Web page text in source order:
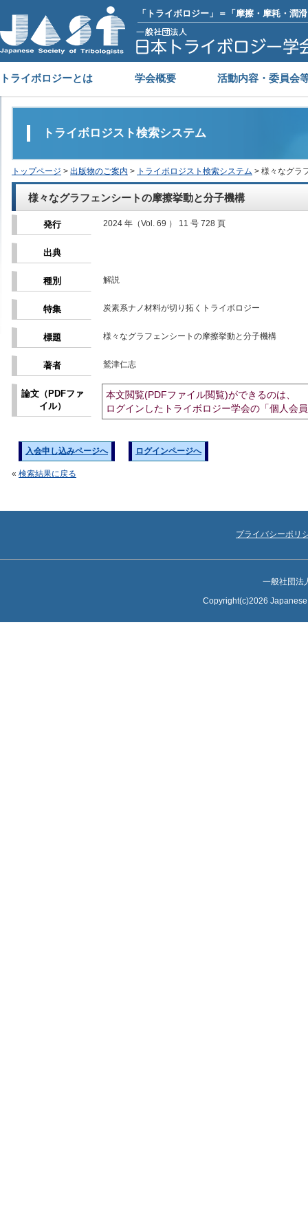
「トライボロジー」＝「摩擦・摩耗・潤
トライボロジーとは 学会概要 活動内容・委員会
トライボロジスト検索システム
トップページ > 出版物のご案内 > トライボロジスト検索システム > 様々なグラ
様々なグラフェンシートの摩擦挙動と分子機構
発行 2024 年（Vol. 69 ） 11 号 728 頁
出典
種別 解説
特集 炭素系ナノ材料が切り拓くトライボロジー
標題 様々なグラフェンシートの摩擦挙動と分子機構
著者 鷲津仁志
論文（PDFファ
イル）
本文閲覧(PDFファイル閲覧)ができるのは、
ログインしたトライボロジー学会の「個人会
入会申し込みページへ ログインページへ
« 検索結果に戻る
プライバシーポリ
一般社団法
Copyright(c)2026